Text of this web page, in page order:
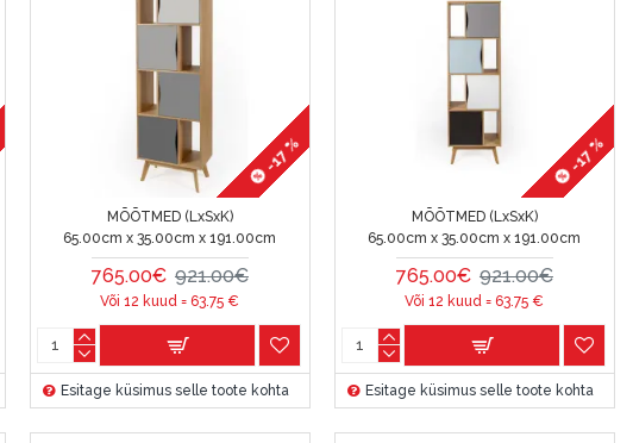
-17 %
MÕÕTMED (LxSxK)
65.00cm x 35.00cm x 191.00cm
765.00€ 921.00€
Või 12 kuud = 63.75 €
Esitage küsimus selle toote kohta
-17 %
MÕÕTMED (LxSxK)
65.00cm x 35.00cm x 191.00cm
765.00€ 921.00€
Või 12 kuud = 63.75 €
Esitage küsimus selle toote kohta